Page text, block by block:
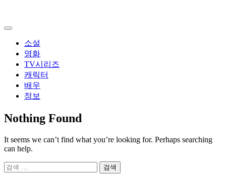
content
소설
영화
TV시리즈
캐릭터
배우
정보
Nothing Found
It seems we can’t find what you’re looking for. Perhaps searching
can help.
검